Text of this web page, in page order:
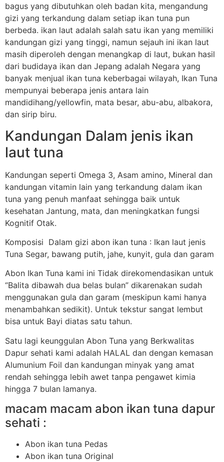
bagus yang dibutuhkan oleh badan kita, mengandung
gizi yang terkandung dalam setiap ikan tuna pun
berbeda. ikan laut adalah salah satu ikan yang memiliki
kandungan gizi yang tinggi, namun sejauh ini ikan laut
masih diperoleh dengan menangkap di laut, bukan hasil
dari budidaya ikan dan Jepang adalah Negara yang
banyak menjual ikan tuna keberbagai wilayah, Ikan Tuna
mempunyai beberapa jenis antara lain
mandidihang/yellowfin, mata besar, abu-abu, albakora,
dan sirip biru.
Kandungan Dalam jenis ikan
laut tuna
Kandungan seperti Omega 3, Asam amino, Mineral dan
kandungan vitamin lain yang terkandung dalam ikan
tuna yang penuh manfaat sehingga baik untuk
kesehatan Jantung, mata, dan meningkatkan fungsi
Kognitif Otak.
Komposisi Dalam gizi abon ikan tuna : Ikan laut jenis
Tuna Segar, bawang putih, jahe, kunyit, gula dan garam
Abon Ikan Tuna kami ini Tidak direkomendasikan untuk
“Balita dibawah dua belas bulan” dikarenakan sudah
menggunakan gula dan garam (meskipun kami hanya
menambahkan sedikit). Untuk tekstur sangat lembut
bisa untuk Bayi diatas satu tahun.
Satu lagi keunggulan Abon Tuna yang Berkwalitas
Dapur sehati kami adalah HALAL dan dengan kemasan
Alumunium Foil dan kandungan minyak yang amat
rendah sehingga lebih awet tanpa pengawet kimia
hingga 7 bulan lamanya.
macam macam abon ikan tuna dapur
sehati :
Abon ikan tuna Pedas
Abon ikan tuna Original